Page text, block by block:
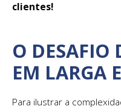
clientes!
O DESAFIO
EM LARGA
Para ilustrar a